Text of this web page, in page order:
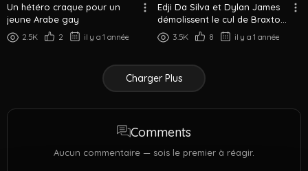
Un hétéro craque pour un
jeune Arabe gay
2.5K 2 il y a 1 année
Edji Da Silva et Dylan James
démolissent le cul de Braxton
Boyd3.5K 8 il y a 1 année
Charger Plus
Comments
Aucun commentaire — sois le premier à réagir.